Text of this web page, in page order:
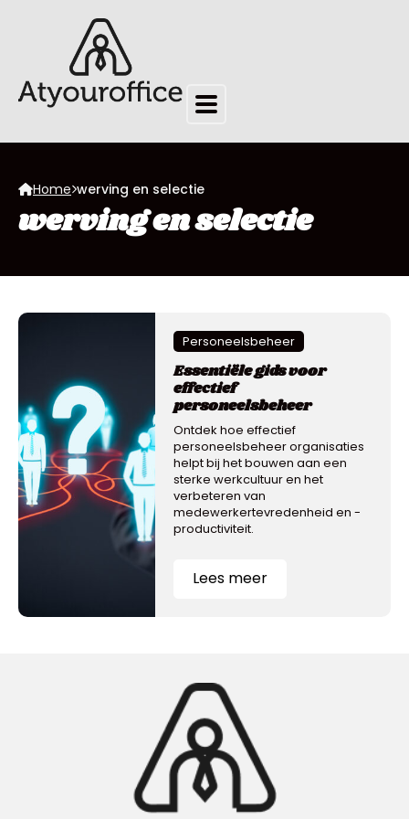
Home werving en selectie
werving en selectie
Personeelsbeheer
Essentiële gids voor
effectief
personeelsbeheer
Ontdek hoe effectief
personeelsbeheer organisaties
helpt bij het bouwen aan een
sterke werkcultuur en het
verbeteren van
medewerkertevredenheid en -
productiviteit.
Lees meer